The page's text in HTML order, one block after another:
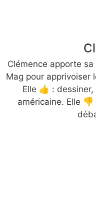
Clémence apporte
Mag pour apprivoiser
Elle 👍 :
américaine. Elle